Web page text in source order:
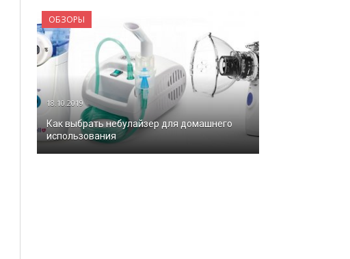
ОБЗОРЫ
18.10.2019
Как выбрать небулайзер для домашнего
использования